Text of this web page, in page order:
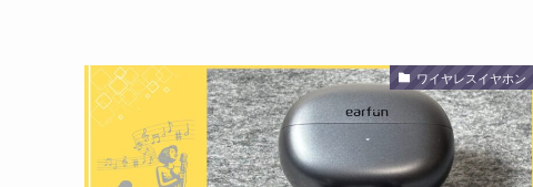
ワイヤレスイヤホン